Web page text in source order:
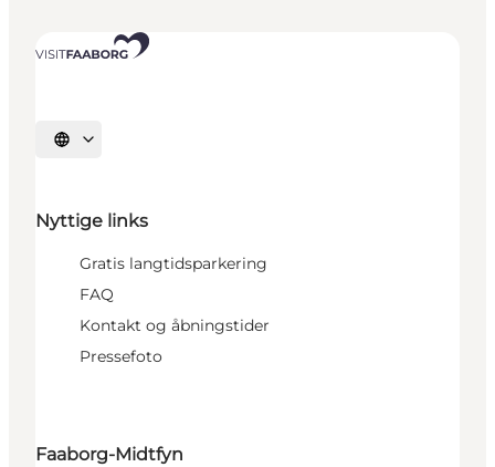
Vælg sprog
Nyttige links
Gratis langtidsparkering
FAQ
Kontakt og åbningstider
Pressefoto
Faaborg-Midtfyn